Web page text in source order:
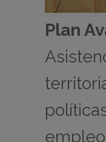
Plan